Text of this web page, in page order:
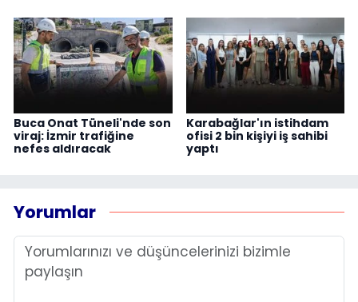
Buca Onat Tüneli'nde son
viraj: İzmir trafiğine
nefes aldıracak
Karabağlar'ın istihdam
ofisi 2 bin kişiyi iş sahibi
yaptı
Yorumlar